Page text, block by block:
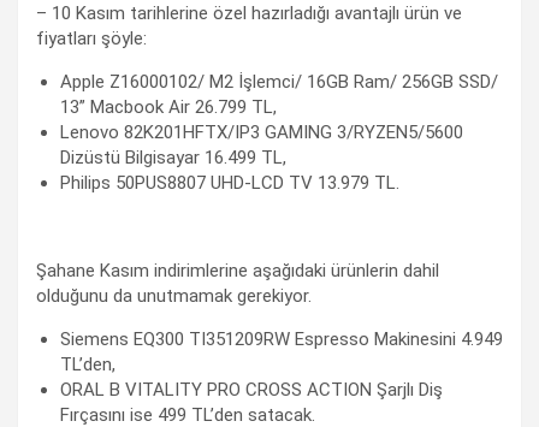
– 10 Kasım tarihlerine özel hazırladığı avantajlı ürün ve
fiyatları şöyle:
Apple Z16000102/ M2 İşlemci/ 16GB Ram/ 256GB SSD/
13” Macbook Air 26.799 TL,
Lenovo 82K201HFTX/IP3 GAMING 3/RYZEN5/5600
Dizüstü Bilgisayar 16.499 TL,
Philips 50PUS8807 UHD-LCD TV 13.979 TL.
Şahane Kasım indirimlerine aşağıdaki ürünlerin dahil
olduğunu da unutmamak gerekiyor.
Siemens EQ300 TI351209RW Espresso Makinesini 4.949
TL’den,
ORAL B VITALITY PRO CROSS ACTION Şarjlı Diş
Fırçasını ise 499 TL’den satacak.